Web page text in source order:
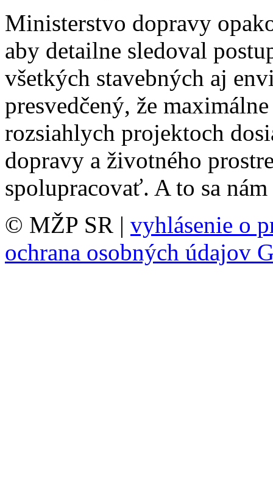
Ministerstvo dopravy
aby detailne sledoval
všetkých stavebných aj
presvedčený, že
rozsiahlych projektoch
dopravy a životného
spolupracovať. A to sa
© MŽP SR | vyhlásenie o
ochrana osobných údajov